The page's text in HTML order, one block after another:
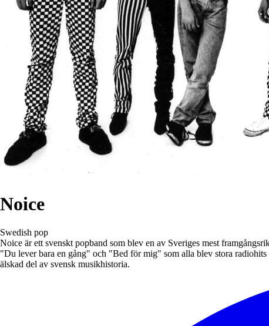
Noice
Swedish pop
Noice är ett svenskt popband som blev en av Sveriges mest
"Du lever bara en gång" och "Bed för mig" som alla blev stora
älskad del av svensk musikhistoria.